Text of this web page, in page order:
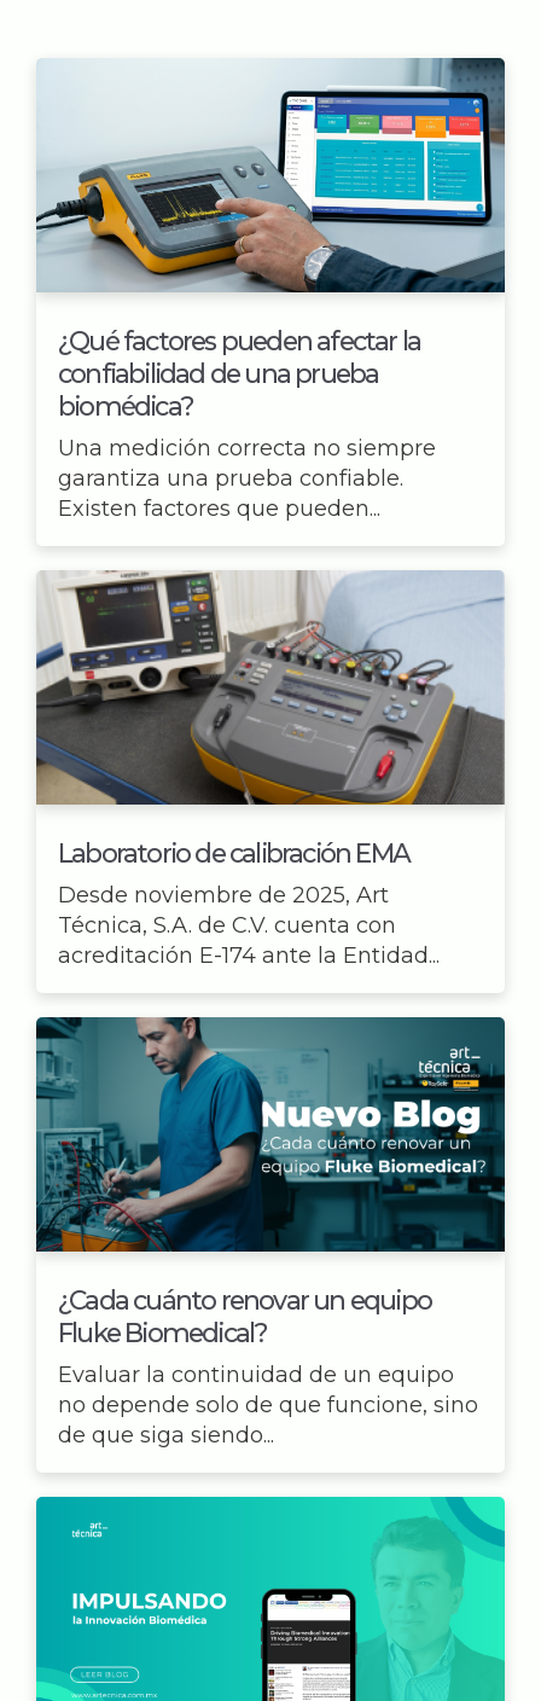
Contacto
¿Qué factores pueden afectar la
confiabilidad de una prueba
biomédica?
Una medición correcta no siempre
garantiza una prueba confiable.
Existen factores que pueden...
Laboratorio de calibración EMA
Desde noviembre de 2025, Art
Técnica, S.A. de C.V. cuenta con
acreditación E-174 ante la Entidad...
¿Cada cuánto renovar un equipo
Fluke Biomedical?
Evaluar la continuidad de un equipo
no depende solo de que funcione, sino
de que siga siendo...